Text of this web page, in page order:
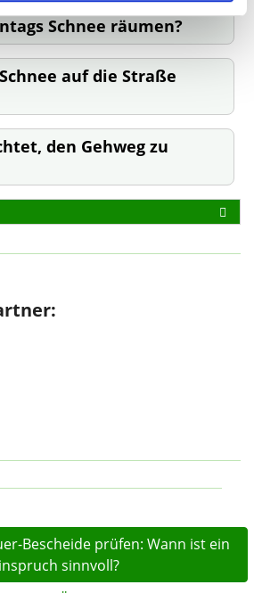
Schnee räumen?
auf die Straße
den Gehweg zu
Bescheide prüfen: Wann ist ein
sinnvoll?